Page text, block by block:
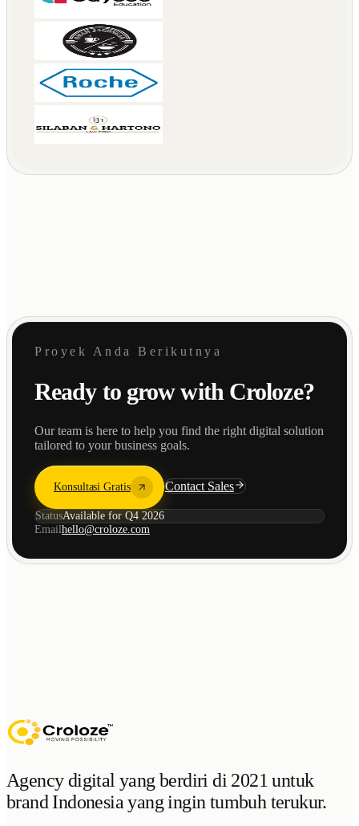
Proyek Anda Berikutnya
Ready to grow with Croloze?
Our team is here to help you find the right digital solution
tailored to your business goals.
Konsultasi Gratis Contact Sales
StatusAvailable for Q4 2026
Emailhello@croloze.com
Agency digital yang berdiri di 2021 untuk
brand Indonesia yang ingin tumbuh terukur.